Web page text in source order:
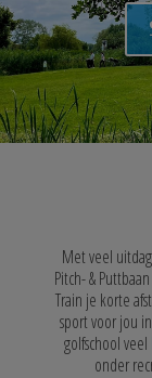
Met veel
Pitch- &
Train je korte
sport voor jou
golfschool veel
onder